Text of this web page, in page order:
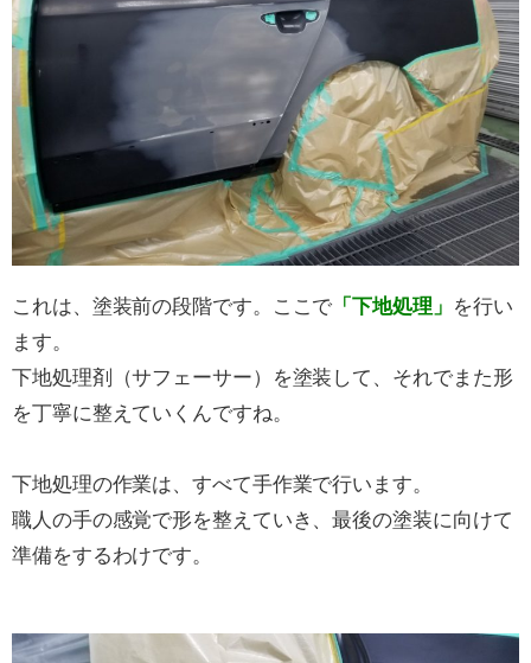
これは、塗装前の段階です。ここで 「下地処理」 を行い
ます。
下地処理剤（サフェーサー）を塗装して、それでまた形
を丁寧に整えていくんですね。
下地処理の作業は、すべて手作業で行います。
職人の手の感覚で形を整えていき、最後の塗装に向けて
準備をするわけです。